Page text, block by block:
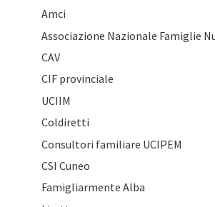
Amci
Associazione Nazionale Famiglie
CAV
CIF provinciale
UCIIM
Coldiretti
Consultori familiare UCIPEM
CSI Cuneo
Famigliarmente Alba